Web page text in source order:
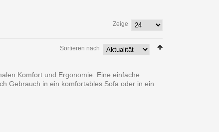
Zeige
Sortieren nach
Komfort und Ergonomie. Eine einfache
Gebrauch in ein komfortables Sofa oder in ein